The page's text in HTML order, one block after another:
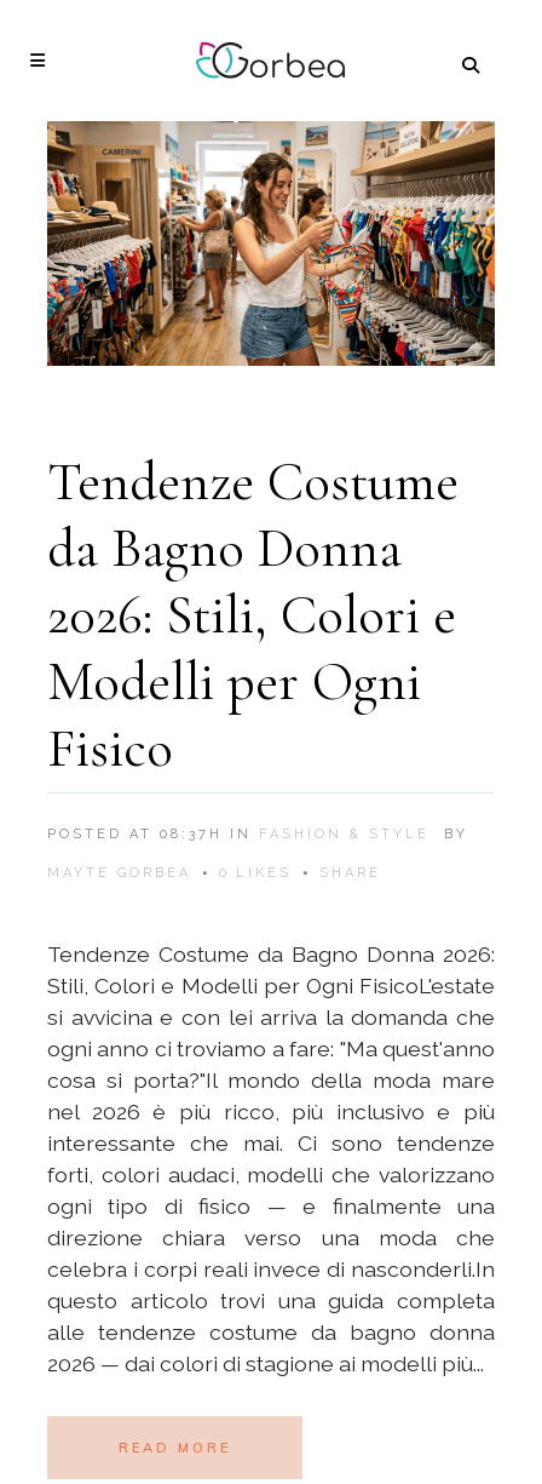
Tendenze Costume
da Bagno Donna
2026: Stili, Colori e
Modelli per Ogni
Fisico
POSTED AT 08:37H IN FASHION & STYLE BY
MAYTE GORBEA 0 LIKES SHARE
Tendenze Costume da Bagno Donna 2026:
Stili, Colori e Modelli per Ogni FisicoL'estate
si avvicina e con lei arriva la domanda che
ogni anno ci troviamo a fare: "Ma quest'anno
cosa si porta?"Il mondo della moda mare
nel 2026 è più ricco, più inclusivo e più
interessante che mai. Ci sono tendenze
forti, colori audaci, modelli che valorizzano
ogni tipo di fisico — e finalmente una
direzione chiara verso una moda che
celebra i corpi reali invece di nasconderli.In
questo articolo trovi una guida completa
alle tendenze costume da bagno donna
2026 — dai colori di stagione ai modelli più...
READ MORE